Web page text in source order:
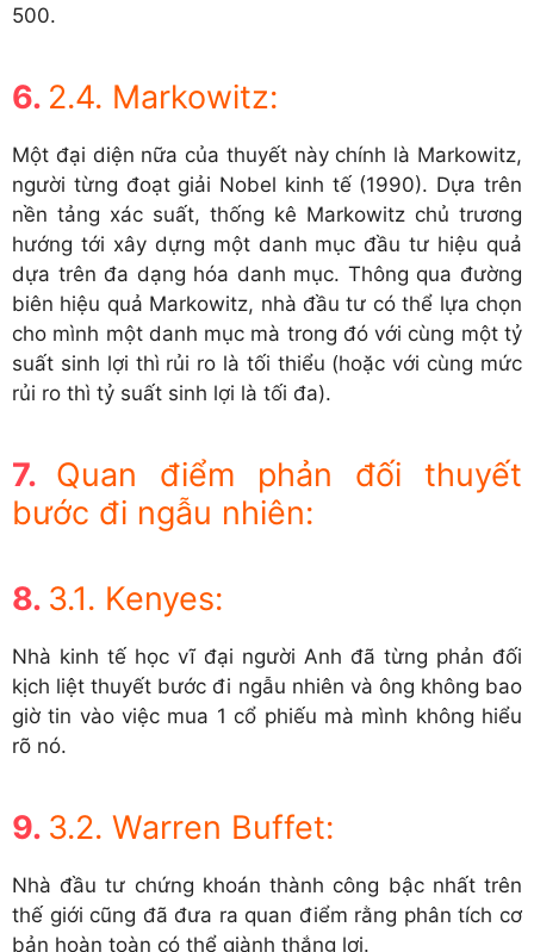
500.
2.4. Markowitz:
Một đại diện nữa của thuyết này chính là Markowitz,
người từng đoạt giải Nobel kinh tế (1990). Dựa trên
nền tảng xác suất, thống kê Markowitz chủ trương
hướng tới xây dựng một danh mục đầu tư hiệu quả
dựa trên đa dạng hóa danh mục. Thông qua đường
biên hiệu quả Markowitz, nhà đầu tư có thể lựa chọn
cho mình một danh mục mà trong đó với cùng một tỷ
suất sinh lợi thì rủi ro là tối thiểu (hoặc với cùng mức
rủi ro thì tỷ suất sinh lợi là tối đa).
Quan điểm phản đối thuyết
bước đi ngẫu nhiên:
3.1. Kenyes:
Nhà kinh tế học vĩ đại người Anh đã từng phản đối
kịch liệt thuyết bước đi ngẫu nhiên và ông không bao
giờ tin vào việc mua 1 cổ phiếu mà mình không hiểu
rõ nó.
3.2. Warren Buffet:
Nhà đầu tư chứng khoán thành công bậc nhất trên
thế giới cũng đã đưa ra quan điểm rằng phân tích cơ
bản hoàn toàn có thể giành thắng lợi.